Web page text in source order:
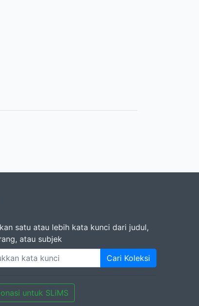
satu atau lebih kata kunci dari judul,
atau subjek
Cari Koleksi
untuk SLiMS